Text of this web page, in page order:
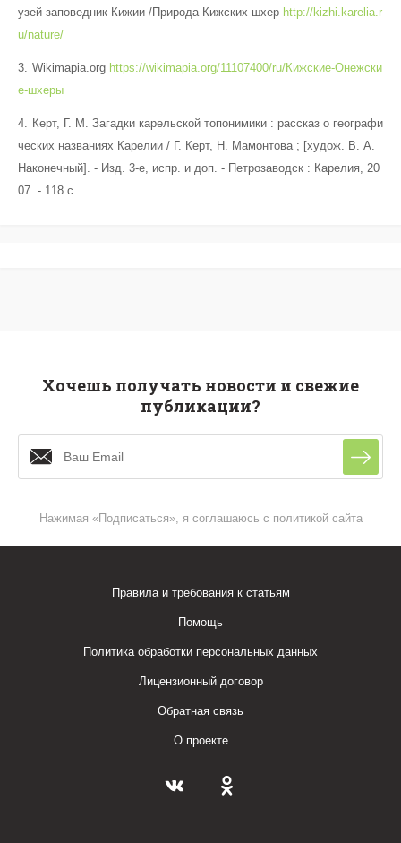
узей-заповедник Кижии /Природа Кижских шхер http://kizhi.karelia.r
u/nature/
Wikimapia.org https://wikimapia.org/11107400/ru/Кижские-Онежски
е-шхеры
Керт, Г. М. Загадки карельской топонимики : рассказ о географи
ческих названиях Карелии / Г. Керт, Н. Мамонтова ; [худож. В. А.
Наконечный]. - Изд. 3-е, испр. и доп. - Петрозаводск : Карелия, 20
07. - 118 с.
Хочешь получать новости и свежие
публикации?
Нажимая «Подписаться», я соглашаюсь с политикой сайта
Правила и требования к статьям
Помощь
Политика обработки персональных данных
Лицензионный договор
Обратная связь
О проекте